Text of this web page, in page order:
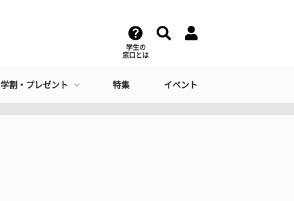
学生の
窓口とは
学割・プレゼント 特集 イベント